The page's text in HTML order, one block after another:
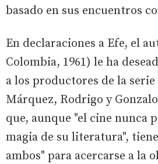
basado en sus encuentros
En declaraciones a Efe, el
Colombia, 1961) le ha
a los productores de la
Márquez, Rodrigo y
que, aunque "el cine nunca
magia de su literatura",
ambos" para acercarse a la